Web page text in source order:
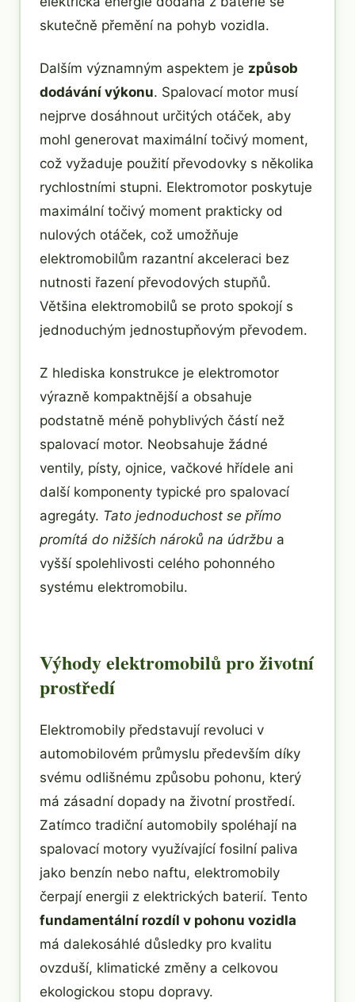
skutečně přemění na pohyb vozidla.
Dalším významným aspektem je způsob
dodávání výkonu. Spalovací motor musí
nejprve dosáhnout určitých otáček, aby
mohl generovat maximální točivý moment,
což vyžaduje použití převodovky s několika
rychlostními stupni. Elektromotor poskytuje
maximální točivý moment prakticky od
nulových otáček, což umožňuje
elektromobilům razantní akceleraci bez
nutnosti řazení převodových stupňů.
Většina elektromobilů se proto spokojí s
jednoduchým jednostupňovým převodem.
Z hlediska konstrukce je elektromotor
výrazně kompaktnější a obsahuje
podstatně méně pohyblivých částí než
spalovací motor. Neobsahuje žádné
ventily, písty, ojnice, vačkové hřídele ani
další komponenty typické pro spalovací
agregáty. Tato jednoduchost se přímo
promítá do nižších nároků na údržbu a
vyšší spolehlivosti celého pohonného
systému elektromobilu.
Výhody elektromobilů pro životní
prostředí
Elektromobily představují revoluci v
automobilovém průmyslu především díky
svému odlišnému způsobu pohonu, který
má zásadní dopady na životní prostředí.
Zatímco tradiční automobily spoléhají na
spalovací motory využívající fosilní paliva
jako benzín nebo naftu, elektromobily
čerpají energii z elektrických baterií. Tento
fundamentální rozdíl v pohonu vozidla
má dalekosáhlé důsledky pro kvalitu
ovzduší, klimatické změny a celkovou
ekologickou stopu dopravy.